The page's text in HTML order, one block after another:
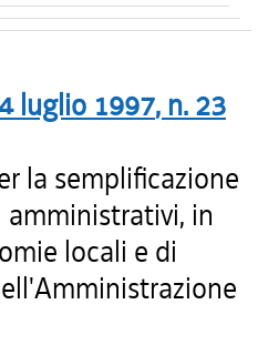
luglio 1997, n. 23
la semplificazione
in
locali e di